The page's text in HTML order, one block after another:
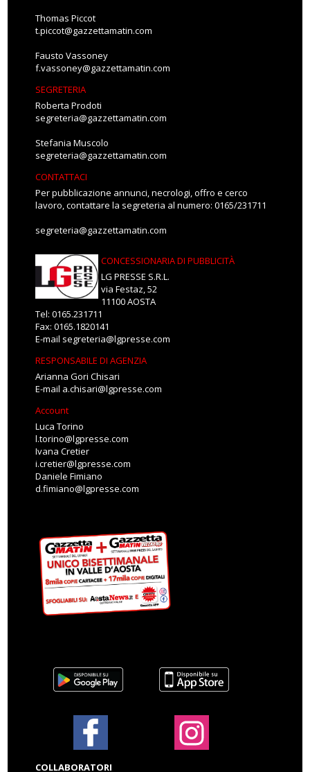
Thomas Piccot
t.piccot@gazzettamatin.com
Fausto Vassoney
f.vassoney@gazzettamatin.com
SEGRETERIA
Roberta Prodoti
segreteria@gazzettamatin.com
Stefania Muscolo
segreteria@gazzettamatin.com
CONTATTACI
Per pubblicazione annunci, necrologi, offro e cerco
lavoro, contattare la segreteria al numero: 0165/231711
segreteria@gazzettamatin.com
CONCESSIONARIA DI PUBBLICITÀ
LG PRESSE S.R.L.
via Festaz, 52
11100 AOSTA
Tel: 0165.231711
Fax: 0165.1820141
E-mail segreteria@lgpresse.com
RESPONSABILE DI AGENZIA
Arianna Gori Chisari
E-mail a.chisari@lgpresse.com
Account
Luca Torino
l.torino@lgpresse.com
Ivana Cretier
i.cretier@lgpresse.com
Daniele Fimiano
d.fimiano@lgpresse.com
COLLABORATORI